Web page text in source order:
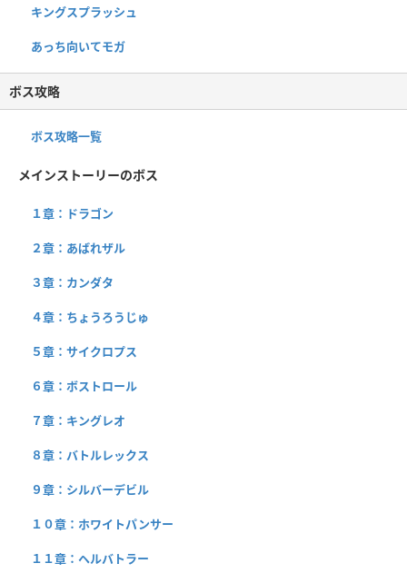
キングスプラッシュ
あっち向いてモガ
ボス攻略
ボス攻略一覧
メインストーリーのボス
１章：ドラゴン
２章：あばれザル
３章：カンダタ
４章：ちょうろうじゅ
５章：サイクロプス
６章：ボストロール
７章：キングレオ
８章：バトルレックス
９章：シルバーデビル
１０章：ホワイトパンサー
１１章：ヘルバトラー